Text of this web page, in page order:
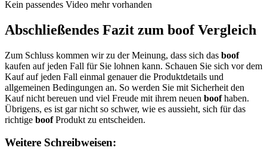
Kein passendes Video mehr vorhanden
Abschließendes Fazit zum boofVergleich
Zum Schluss kommen wir zu der Meinung, dass sich das boof
kaufen auf jeden Fall für Sie lohnen kann. Schauen Sie sich vor dem
Kauf auf jeden Fall einmal genauer die Produktdetails und
allgemeinen Bedingungen an. So werden Sie mit Sicherheit den
Kauf nicht bereuen und viel Freude mit ihrem neuen boofhaben.
Übrigens, es ist gar nicht so schwer, wie es aussieht, sich für das
richtige boofProdukt zu entscheiden.
Weitere Schreibweisen: